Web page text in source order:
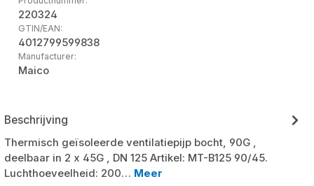
220324
GTIN/EAN:
4012799599838
Manufacturer:
Maico
Beschrijving
Thermisch geïsoleerde ventilatiepijp bocht, 90G ,
deelbaar in 2 x 45G , DN 125 Artikel: MT-B125 90/45.
Luchthoeveelheid: 200… Meer